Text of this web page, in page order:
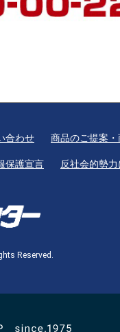
合わせ 商品のご提案
保護宣言 反社会的勢
Reserved.